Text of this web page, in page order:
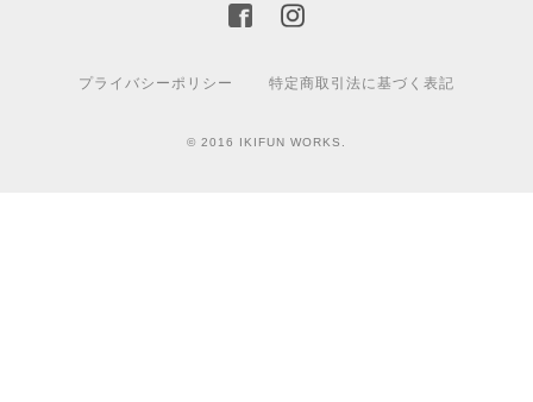
プライバシーポリシー 特定商取引法に基づく表記
© 2016 IKIFUN WORKS.